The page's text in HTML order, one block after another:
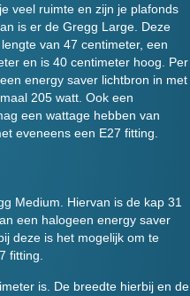
veel ruimte en zijn je plafonds
is er de Gregg Large. Deze
van 47 centimeter, een
en is 40 centimeter hoog. Per
energy saver lichtbron in met
205 watt. Ook een
een wattage hebben van
eveneens een E27 fitting.
Medium. Hiervan is de kap 31
een halogeen energy saver
deze is het mogelijk om te
fitting.
is. De breedte hierbij en de